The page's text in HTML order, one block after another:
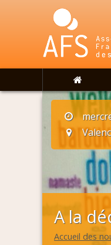
A la
Accueil des